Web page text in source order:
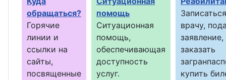
обращаться?
Горячие
линии и
ссылки на
сайты,
посвященные
помощь
Ситуационная
помощь,
обеспечивающая
доступность
услуг.
врачу,
заявление,
заказать
купить